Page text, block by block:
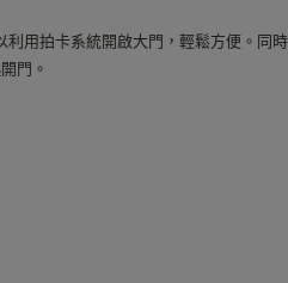
用拍卡系統開啟大門，輕鬆方便。同時
門。